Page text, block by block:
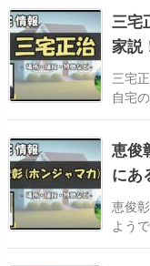
三宅
家説
三宅
自宅
恵俊
にあ
恵俊
よう